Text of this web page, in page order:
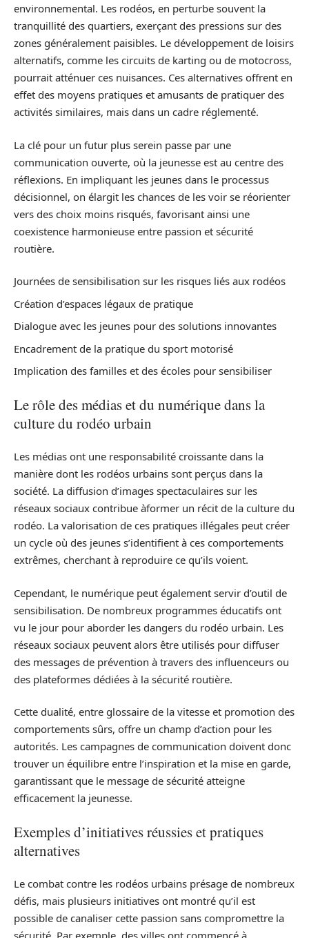
environnemental. Les rodéos, en perturbe souvent la
tranquillité des quartiers, exerçant des pressions sur des
zones généralement paisibles. Le développement de loisirs
alternatifs, comme les circuits de karting ou de motocross,
pourrait atténuer ces nuisances. Ces alternatives offrent en
effet des moyens pratiques et amusants de pratiquer des
activités similaires, mais dans un cadre réglementé.
La clé pour un futur plus serein passe par une
communication ouverte, où la jeunesse est au centre des
réflexions. En impliquant les jeunes dans le processus
décisionnel, on élargit les chances de les voir se réorienter
vers des choix moins risqués, favorisant ainsi une
coexistence harmonieuse entre passion et sécurité
routière.
Journées de sensibilisation sur les risques liés aux rodéos
Création d’espaces légaux de pratique
Dialogue avec les jeunes pour des solutions innovantes
Encadrement de la pratique du sport motorisé
Implication des familles et des écoles pour sensibiliser
Le rôle des médias et du numérique dans la
culture du rodéo urbain
Les médias ont une responsabilité croissante dans la
manière dont les rodéos urbains sont perçus dans la
société. La diffusion d’images spectaculaires sur les
réseaux sociaux contribue àformer un récit de la culture du
rodéo. La valorisation de ces pratiques illégales peut créer
un cycle où des jeunes s’identifient à ces comportements
extrêmes, cherchant à reproduire ce qu’ils voient.
Cependant, le numérique peut également servir d’outil de
sensibilisation. De nombreux programmes éducatifs ont
vu le jour pour aborder les dangers du rodéo urbain. Les
réseaux sociaux peuvent alors être utilisés pour diffuser
des messages de prévention à travers des influenceurs ou
des plateformes dédiées à la sécurité routière.
Cette dualité, entre glossaire de la vitesse et promotion des
comportements sûrs, offre un champ d’action pour les
autorités. Les campagnes de communication doivent donc
trouver un équilibre entre l’inspiration et la mise en garde,
garantissant que le message de sécurité atteigne
efficacement la jeunesse.
Exemples d’initiatives réussies et pratiques
alternatives
Le combat contre les rodéos urbains présage de nombreux
défis, mais plusieurs initiatives ont montré qu’il est
possible de canaliser cette passion sans compromettre la
sécurité. Par exemple, des villes ont commencé à